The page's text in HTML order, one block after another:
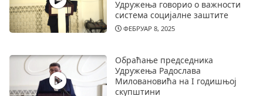
Удружења говорио о важности
система социјалне заштите
ФЕБРУАР 8, 2025
Обраћање председника
Удружења Радослава
Миловановића на I годишњој
скупштини